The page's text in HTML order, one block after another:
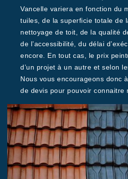
Vancelle variera en fonction du
tuiles, de la superficie totale de
nettoyage de toit, de la qualité
de l’accessibilité, du délai
encore. En tout cas, le prix
d’un projet à un autre et selon
Nous vous encourageons donc
de devis pour pouvoir connaitre